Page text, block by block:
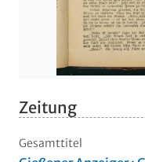
Zeitung
Gesamttitel